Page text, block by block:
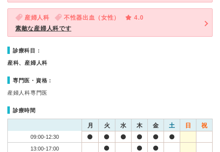
産婦人科 不性器出血（女性）
4.0
素敵な産婦人科です
診療科目：
産科、産婦人科
専門医・資格：
産婦人科専門医
診療時間
月 火 水 木 金 土 日 祝
09:00-12:30
13:00-17:00